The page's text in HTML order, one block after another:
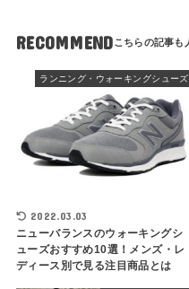
RECOMMEND
ランニング・ウォーキングシューズ
2022.03.03
ニューバランスのウォーキングシ
ューズおすすめ10選！メンズ・レ
ディース別で見る注目商品とは